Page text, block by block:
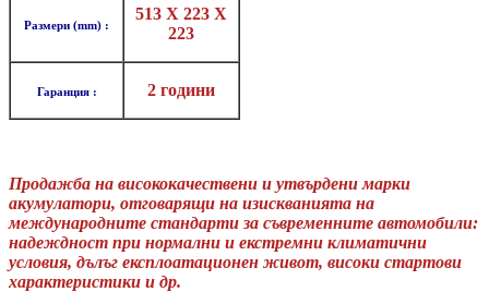
Размери (mm) :
513 X 223 X
223
Гаранция : 2 години
Продажба на висококачествени и утвърдени марки
акумулатори, отговарящи на изискванията на
международните стандарти за съвременните автомобили:
надеждност при нормални и екстремни климатични
условия, дълъг експлоатационен живот, високи стартови
характеристики и др.